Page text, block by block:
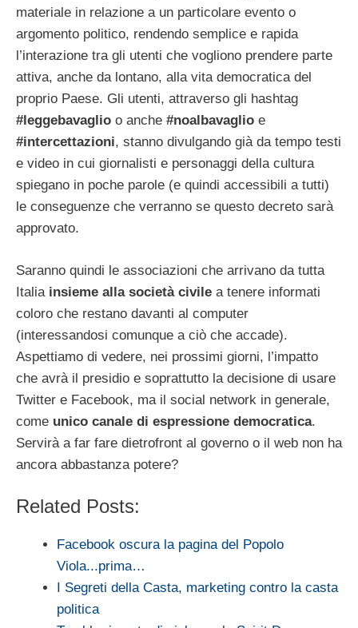
materiale in relazione a un particolare evento o
argomento politico, rendendo semplice e rapida
l’interazione tra gli utenti che vogliono prendere parte
attiva, anche da lontano, alla vita democratica del
proprio Paese. Gli utenti, attraverso gli hashtag
#leggebavaglio o anche #noalbavaglio e
#intercettazioni, stanno divulgando già da tempo testi
e video in cui giornalisti e personaggi della cultura
spiegano in poche parole (e quindi accessibili a tutti)
le conseguenze che verranno se questo decreto sarà
approvato.
Saranno quindi le associazioni che arrivano da tutta
Italia insieme alla società civile a tenere informati
coloro che restano davanti al computer
(interessandosi comunque a ciò che accade).
Aspettiamo di vedere, nei prossimi giorni, l’impatto
che avrà il presidio e soprattutto la decisione di usare
Twitter e Facebook, ma il social network in generale,
come unico canale di espressione democratica.
Servirà a far fare dietrofront al governo o il web non ha
ancora abbastanza potere?
Related Posts:
Facebook oscura la pagina del Popolo
Viola...prima…
I Segreti della Casta, marketing contro la casta
politica